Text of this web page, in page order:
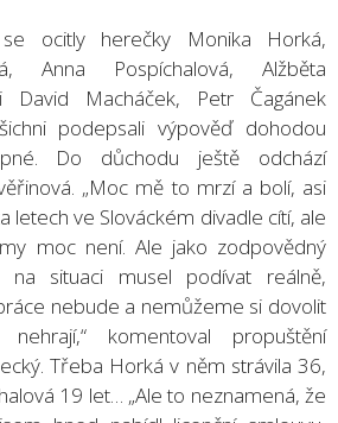
ocitly herečky Monika Horká,
Anna Pospíchalová, Alžběta
David Macháček, Petr Čagánek
podepsali výpověď dohodou
Do důchodu ještě odchází
„Moc mě to mrzí a bolí, asi
letech ve Slováckém divadle cítí, ale
moc není. Ale jako zodpovědný
situaci musel podívat reálně,
nebude a nemůžeme si dovolit
komentoval propuštění
Třeba Horká v něm strávila 36,
19 let… „Ale to neznamená, že